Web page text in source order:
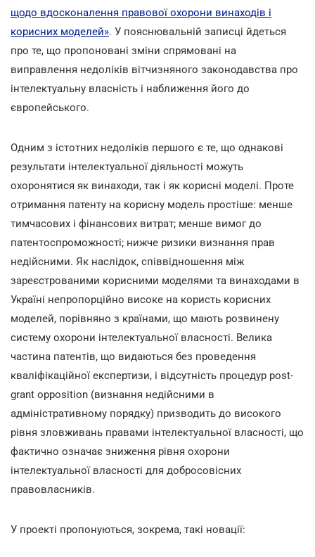
щодо вдосконалення правової охорони винаходів і
корисних моделей». У пояснювальній записці йдеться
про те, що пропоновані зміни спрямовані на
виправлення недоліків вітчизняного законодавства про
інтелектуальну власність і наближення його до
європейського.
Одним з істотних недоліків першого є те, що однакові
результати інтелектуальної діяльності можуть
охоронятися як винаходи, так і як корисні моделі. Проте
отримання патенту на корисну модель простіше: менше
тимчасових і фінансових витрат; менше вимог до
патентоспроможності; нижче ризики визнання прав
недійсними. Як наслідок, співвідношення між
зареєстрованими корисними моделями та винаходами в
Україні непропорційно високе на користь корисних
моделей, порівняно з країнами, що мають розвинену
систему охорони інтелектуальної власності. Велика
частина патентів, що видаються без проведення
кваліфікаційної експертизи, і відсутність процедур post-
grant opposition (визнання недійсними в
адміністративному порядку) призводить до високого
рівня зловживань правами інтелектуальної власності, що
фактично означає зниження рівня охорони
інтелектуальної власності для добросовісних
правовласників.
У проекті пропонуються, зокрема, такі новації: